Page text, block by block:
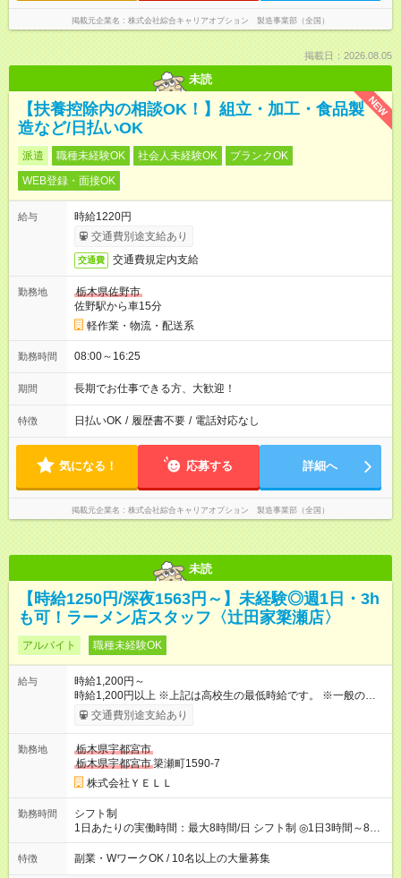
掲載元企業名 株式会社綜合キャリアオプション 製造事業部（全国）
掲載日：2026.08.05
未読
NEW
【扶養控除内の相談OK！】組立・加工・食品製
造など/日払いOK
派遣 職種未経験OK 社会人未経験OK
ブランクOK
WEB登録・面接OK
給与
時給1220円
交通費別途支給あり
交通費 交通費規定内支給
勤務地
栃木県佐野市
佐野駅から車15分
軽作業・物流・配送系
勤務時間 08:00～16:25
期間 長期でお仕事できる方、大歓迎！
特徴 日払いOK / 履歴書不要 / 電話対応なし
気になる！ 応募する 詳細へ
掲載元企業名 株式会社綜合キャリアオプション 製造事業部（全国）
未読
【時給1250円/深夜1563円～】未経験◎週1日・3h
も可！ラーメン店スタッフ〈辻田家簗瀬店〉
アルバイト 職種未経験OK
給与
時給1,200円～
時給1,200円以上 ※上記は高校生の最低時給です。 ※一般の方
は"時給1,250円以上”となります。 ※また経験・能力を考慮の
上、優遇いたします。 ※22:00以降は時給1,563円となります。
の場合 月収7万5000円＝時給1,250円×5時間×月12日 ▼週5日・
1日8時間でガッツリ稼ぐフリーターさんの場合 月収20万円＝時
交通費別途支給あり
勤務地
栃木県宇都宮市
栃木県宇都宮市簗瀬町1590-7
株式会社ＹＥＬＬ
勤務時間
シフト制
1日あたりの実働時間：最大8時間/日 シフト制 ◎1日3時間～8時
間で応相談！ ◎週1日～OK！ ＜例＞ 9：30～14：00 10：30～
15：00 12：00～15：00 17：00～21：00 18：30～22：30
特徴 副業・WワークOK / 10名以上の大量募集